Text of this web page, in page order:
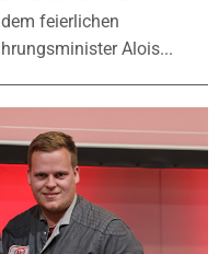
feierlichen
Alois...